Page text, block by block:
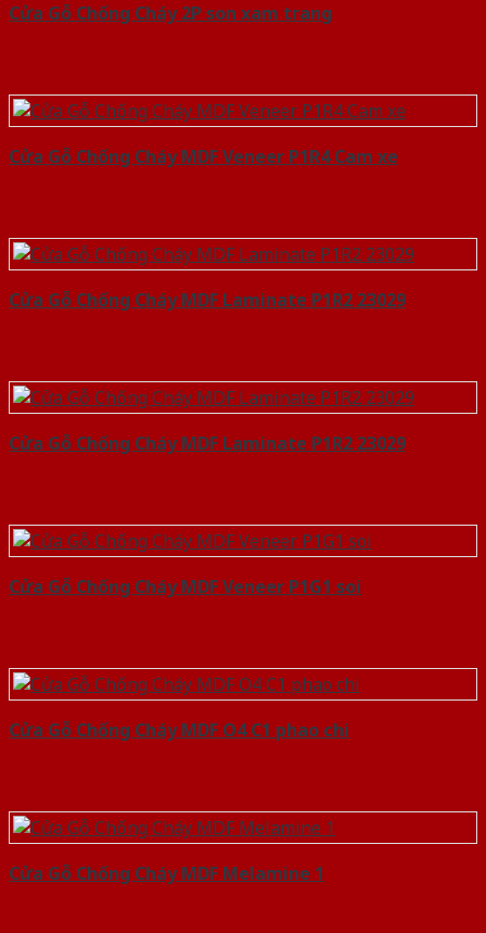
Cửa Gỗ Chống Cháy 2P son xam trang
Cửa Gỗ Chống Cháy MDF Veneer P1R4 Cam xe
Cửa Gỗ Chống Cháy MDF Laminate P1R2 23029
Cửa Gỗ Chống Cháy MDF Laminate P1R2 23029
Cửa Gỗ Chống Cháy MDF Veneer P1G1 soi
Cửa Gỗ Chống Cháy MDF O4 C1 phao chi
Cửa Gỗ Chống Cháy MDF Melamine 1